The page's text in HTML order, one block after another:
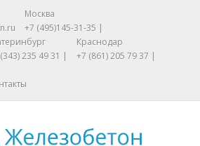
Москва
+7 (495)145-31-35 |
235 49 31 |
Краснодар
+7 (861) 205 79 37 |